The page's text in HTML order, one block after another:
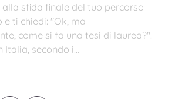
alla sfida finale del tuo percorso
e ti chiedi: "Ok, ma
come si fa una tesi di laurea?".
Italia, secondo i…